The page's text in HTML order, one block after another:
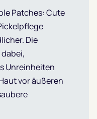
Patches: Cute
Die
Unreinheiten
vor äußeren